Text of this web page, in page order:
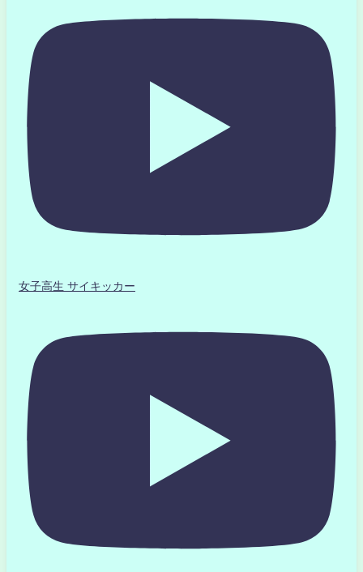
女子高生 サイキッカー